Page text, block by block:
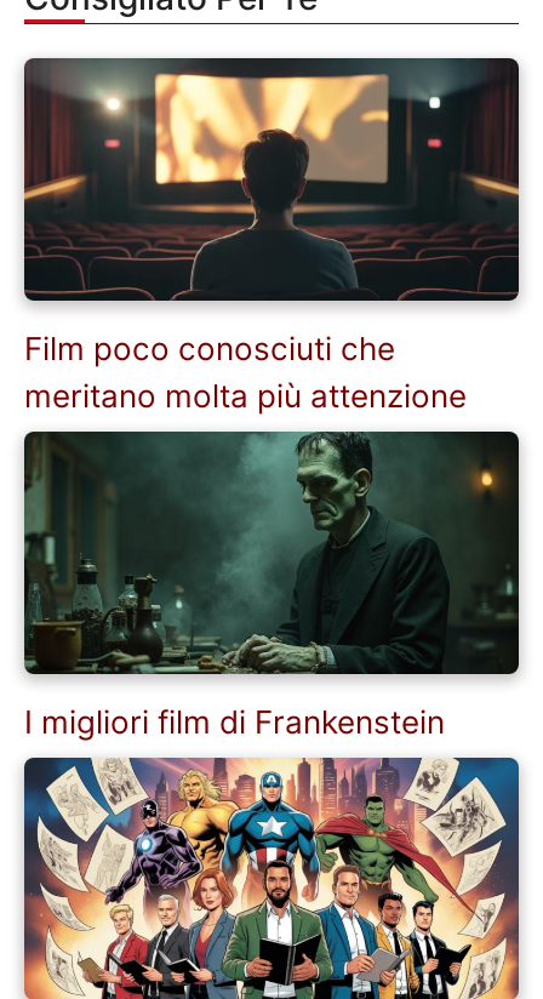
Film poco conosciuti che
meritano molta più attenzione
I migliori film di Frankenstein